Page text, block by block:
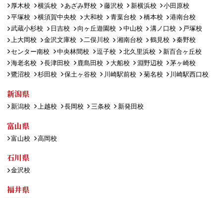
厚木校 横浜校 あざみ野校 藤沢校 新横浜校
小田原校
平塚校
横須賀中央校 大和校 青葉台校 橋本校
港南台校
武蔵小杉校
日吉校 向ヶ丘遊園校 中山校 溝ノ口校
戸塚校
上大岡校
金沢文庫校 二俣川校 湘南台校 鶴見校
秦野校
センター南校
中央林間校 逗子校 北久里浜校
新百合ヶ丘校
海老名校
長津田校 鹿島田校 大船校 淵野辺校
茅ヶ崎校
鷺沼校
杉田校 保土ヶ谷校 川崎駅前校 菊名校 川崎駅西口校
新潟県
新潟校 上越校 長岡校 三条校 新発田校
富山県
富山校 高岡校
石川県
金沢校
福井県